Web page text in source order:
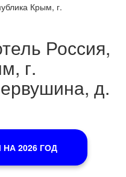
Крым, г.
Россия,
г.
д.
2026 ГОД